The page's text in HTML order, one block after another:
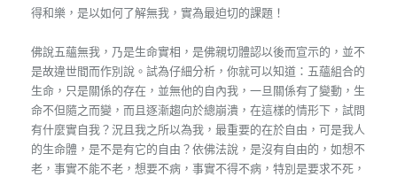
得和樂，是以如何了解無我，實為最迫切的課題！
佛說五蘊無我，乃是生命實相，是佛親切體認以後而宣示的，並不
是故違世間而作別說。試為仔細分析，你就可以知道：五蘊組合的
生命，只是關係的存在，並無他的自內我，一旦關係有了變動，生
命不但隨之而變，而且逐漸趨向於總崩潰，在這樣的情形下，試問
有什麼實自我？況且我之所以為我，最重要的在於自由，可是我人
的生命體，是不是有它的自由？依佛法說，是沒有自由的，如想不
老，事實不能不老，想要不病，事實不得不病，特別是要求不死，